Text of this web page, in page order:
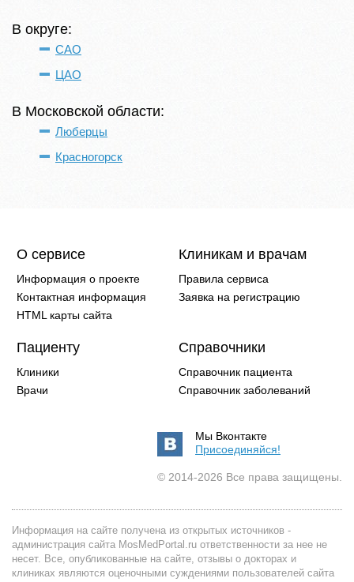
В округе:
САО
ЦАО
В Московской области:
Люберцы
Красногорск
О сервисе
Информация о проекте
Контактная информация
HTML карты сайта
Клиникам и врачам
Правила сервиса
Заявка на регистрацию
Пациенту
Клиники
Врачи
Справочники
Справочник пациента
Справочник заболеваний
Мы Вконтакте
Присоединяйся!
© 2014-2026 Все права защищены.
Информация на сайте получена из открытых источников -
администрация сайта MosMedPortal.ru ответственности за нее не
несет. Все, опубликованные на сайте, отзывы о докторах и
клиниках являются оценочными суждениями пользователей сайта